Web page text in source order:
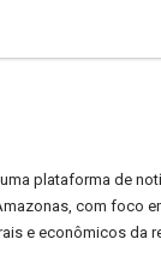
plataforma de
com foco
e econômicos da